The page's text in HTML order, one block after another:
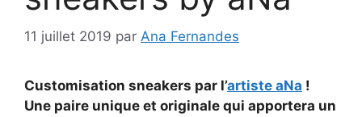
11 juillet 2019 par Ana Fernandes
Customisation sneakers par l’artiste aNa !
Une paire unique et originale qui apportera un